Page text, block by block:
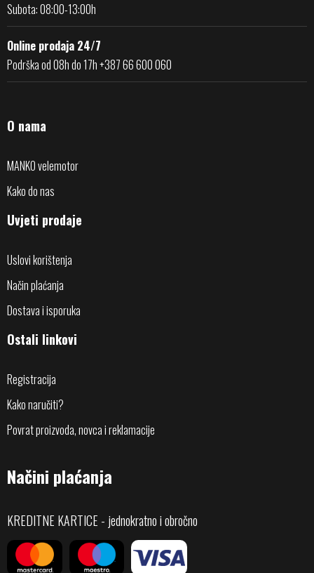
Subota: 08:00-13:00h
Online prodaja 24/7
Podrška od 08h do 17h +387 66 600 060
O nama
MANKO velemotor
Kako do nas
Uvjeti prodaje
Uslovi korištenja
Način plaćanja
Dostava i isporuka
Ostali linkovi
Registracija
Kako naručiti?
Povrat proizvoda, novca i reklamacije
Načini plaćanja
KREDITNE KARTICE - jednokratno i obročno